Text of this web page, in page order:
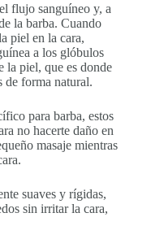
flujo sanguíneo y, a
la barba. Cuando
piel en la cara,
a los glóbulos
la piel, que es donde
de forma natural.
para barba, estos
no hacerte daño en
masaje mientras
suaves y rígidas,
sin irritar la cara,